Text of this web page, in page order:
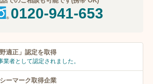
0120-941-653
適正」 認定を取得
業者として認定されました。
ーマーク取得企業